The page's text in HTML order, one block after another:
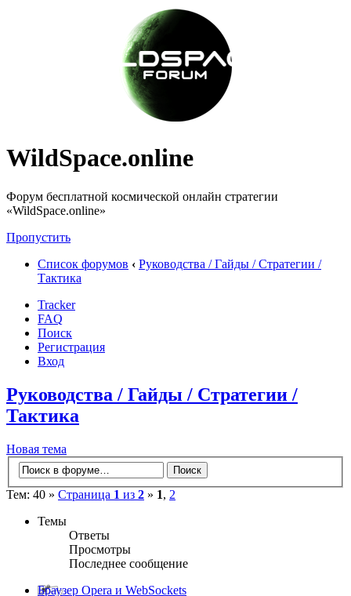
WildSpace.online
Форум бесплатной космической онлайн стратегии
«WildSpace.online»
Пропустить
Список форумов ‹ Руководства / Гайды / Стратегии /
Тактика
Tracker
FAQ
Поиск
Регистрация
Вход
Руководства / Гайды / Стратегии /
Тактика
Новая тема
Тем: 40 » Страница 1 из 2 » 1, 2
Темы
Ответы
Просмотры
Последнее сообщение
Браузер Opera и WebSockets